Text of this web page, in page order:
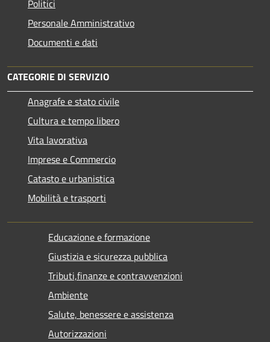
Politici
Personale Amministrativo
Documenti e dati
CATEGORIE DI SERVIZIO
Anagrafe e stato civile
Cultura e tempo libero
Vita lavorativa
Imprese e Commercio
Catasto e urbanistica
Mobilità e trasporti
Educazione e formazione
Giustizia e sicurezza pubblica
Tributi,finanze e contravvenzioni
Ambiente
Salute, benessere e assistenza
Autorizzazioni